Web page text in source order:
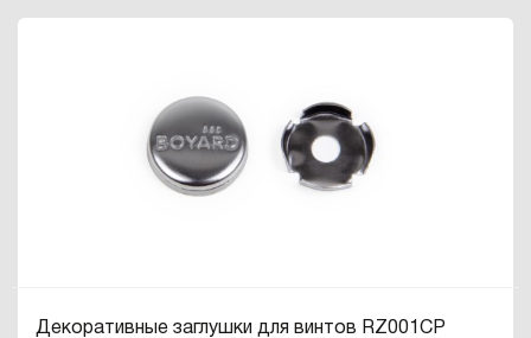
Декоративные заглушки для винтов RZ001CP